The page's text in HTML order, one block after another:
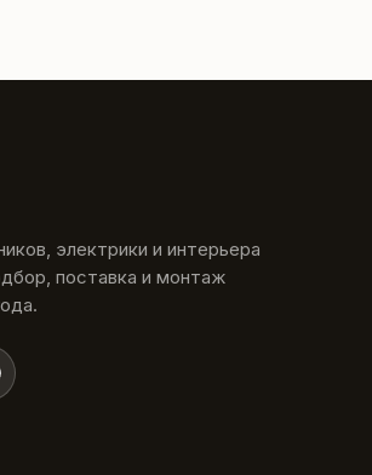
электрики и интерьера
поставка и монтаж